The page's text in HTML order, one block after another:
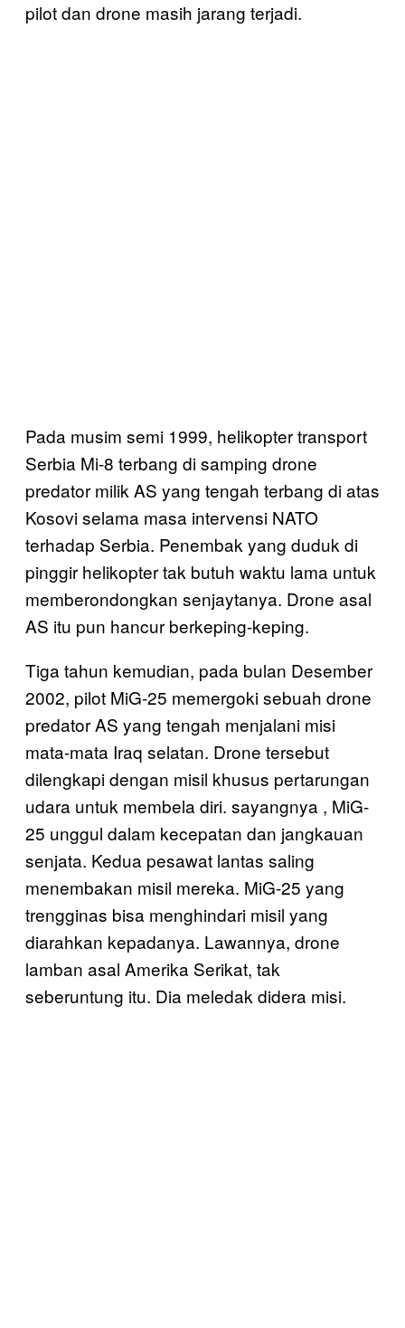
pilot dan drone masih jarang terjadi.
Pada musim semi 1999, helikopter transport
Serbia Mi-8 terbang di samping drone
predator milik AS yang tengah terbang di atas
Kosovi selama masa intervensi NATO
terhadap Serbia. Penembak yang duduk di
pinggir helikopter tak butuh waktu lama untuk
memberondongkan senjaytanya. Drone asal
AS itu pun hancur berkeping-keping.
Tiga tahun kemudian, pada bulan Desember
2002, pilot MiG-25 memergoki sebuah drone
predator AS yang tengah menjalani misi
mata-mata Iraq selatan. Drone tersebut
dilengkapi dengan misil khusus pertarungan
udara untuk membela diri. sayangnya , MiG-
25 unggul dalam kecepatan dan jangkauan
senjata. Kedua pesawat lantas saling
menembakan misil mereka. MiG-25 yang
trengginas bisa menghindari misil yang
diarahkan kepadanya. Lawannya, drone
lamban asal Amerika Serikat, tak
seberuntung itu. Dia meledak didera misi.